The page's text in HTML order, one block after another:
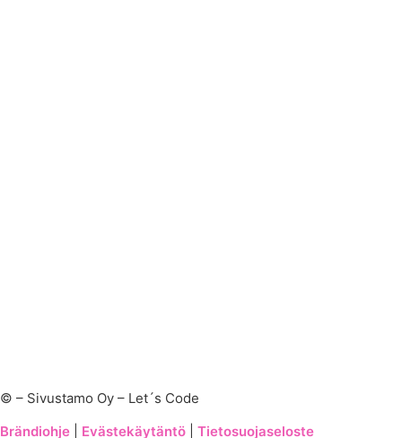
© – Sivustamo Oy – Let´s Code
Brändiohje
Evästekäytäntö Tietosuojaseloste